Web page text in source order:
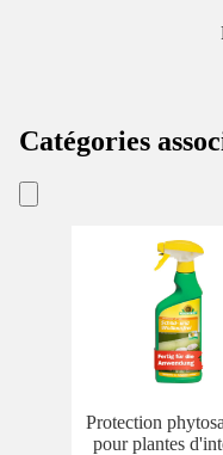
Catégories
Protection
pour plantes